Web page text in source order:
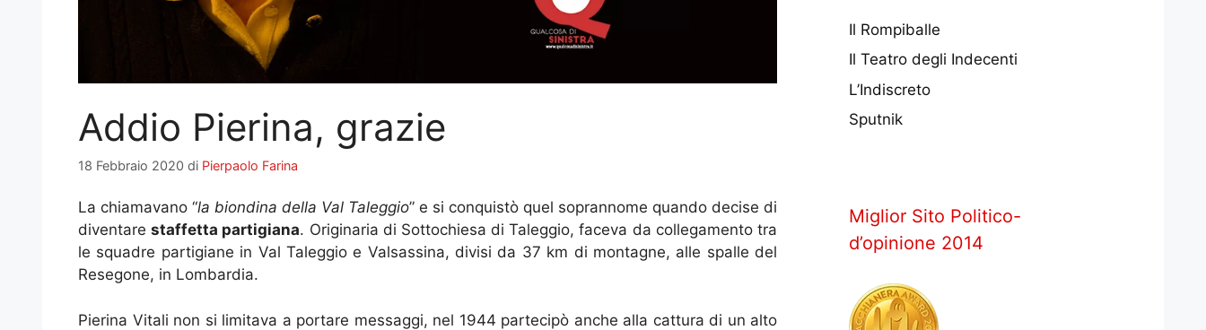
Addio Pierina, grazie
18 Febbraio 2020 di Pierpaolo Farina
La chiamavano “la biondina della Val Taleggio” e si conquistò quel soprannome quando decise di
diventarestaffetta partigiana. Originaria di Sottochiesa di Taleggio, faceva da collegamento tra
le squadre partigiane in Val Taleggio e Valsassina, divisi da 37 km di montagne, alle spalle del
Resegone, in Lombardia.
Pierina Vitali non si limitava a portare messaggi, nel 1944 partecipò anche alla cattura di un alto
Il Rompiballe
Il Teatro degli Indecenti
L’Indiscreto
Sputnik
Miglior Sito Politico-
d’opinione 2014